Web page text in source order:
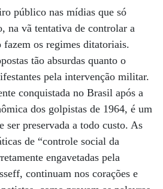
público nas mídias que só
na vã tentativa de controlar a
os regimes ditatoriais.
tão absurdas quanto o
pela intervenção militar.
conquistada no Brasil após a
dos golpistas de 1964, é um
ser preservada a todo custo. As
de “controle social da
engavetadas pela
continuam nos corações e